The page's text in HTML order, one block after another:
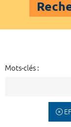
Mots-clés :